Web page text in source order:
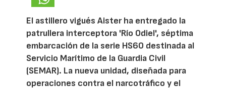
El astillero vigués Aister ha entregado la
patrullera interceptora 'Río Odiel', séptima
embarcación de la serie HS60 destinada al
Servicio Marítimo de la Guardia Civil
(SEMAR). La nueva unidad, diseñada para
operaciones contra el narcotráfico y el